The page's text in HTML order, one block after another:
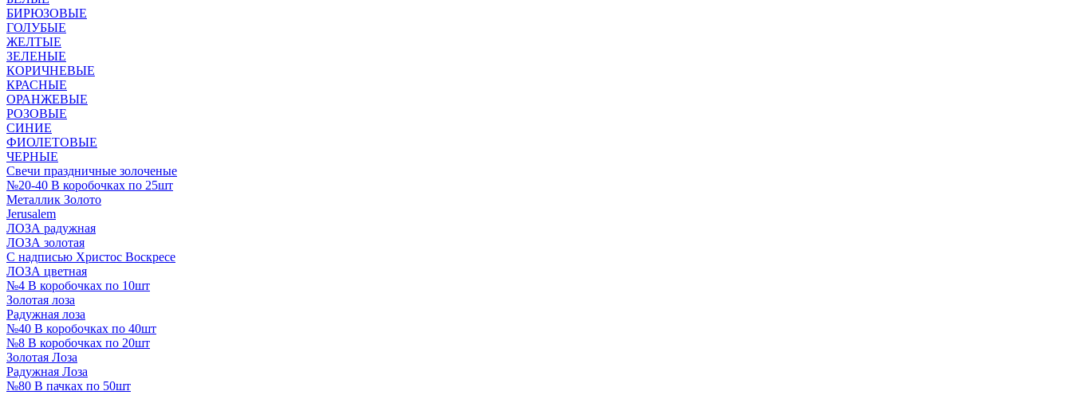
БИРЮЗОВЫЕ
ГОЛУБЫЕ
ЖЕЛТЫЕ
ЗЕЛЕНЫЕ
КОРИЧНЕВЫЕ
КРАСНЫЕ
ОРАНЖЕВЫЕ
РОЗОВЫЕ
СИНИЕ
ФИОЛЕТОВЫЕ
ЧЕРНЫЕ
Свечи праздничные золоченые
№20-40 В коробочках по 25шт
Металлик Золото
Jerusalem
ЛОЗА радужная
ЛОЗА золотая
С надписью Христос Воскресе
ЛОЗА цветная
№4 В коробочках по 10шт
Золотая лоза
Радужная лоза
№40 В коробочках по 40шт
№8 В коробочках по 20шт
Золотая Лоза
Радужная Лоза
№80 В пачках по 50шт